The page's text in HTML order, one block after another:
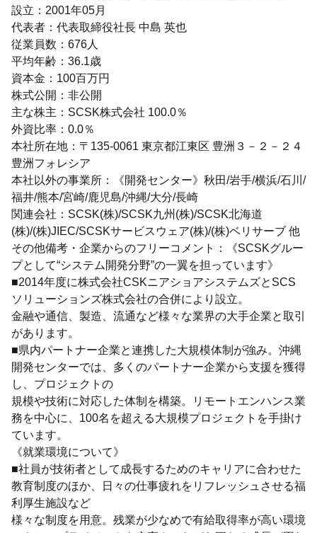
設立：2001年05月
代表者：代表取締役社長 中島 英也
従業員数：676人
平均年齢：36.1歳
資本金：100百万円
株式公開：非公開
主な株主：SCSK株式会社 100.0％
外資比率：0.0％
本社所在地：〒135-0061 東京都江東区 豊洲３－２－２４
豊洲フォレシア
本社以外の事業所：《開発センター》秋田/岩手/横浜/石川/
福井/熊本/宮崎/鹿児島/沖縄/大分/長崎
関連会社：SCSK(株)/SCSK九州(株)/SCSK北海道
(株)/(株)JIEC/SCSKサービスウェア(株)/(株)ベリサーブ 他
その他備考・企業からのフリーコメント：《SCSKグルー
プとして“システム開発分野”の一翼を担っています》
■2014年度に株式会社CSKニアショアシステムズとSCS
ソリューションズ株式会社の合併により設立。
金融や通信、製造、流通など様々な業界の大手企業と取引
があります。
■県内パートナー企業と連携した大規模体制が強み。沖縄
開発センターでは、多くのパートナー企業から支援を獲得
し、プロジェクトの
規模や技術に対応した体制を構築。リモートエンハンス業
務を中心に、100名を超える大規模プロジェクトを手掛け
ています。
《就業環境について》
■社員が技術者として成長するためのキャリアに合わせた
教育制度のほか、日々の仕事疲れをリフレッシュさせる福
利厚生施設など
様々な制度を用意。残業が少なめで有給取得率が高い環境